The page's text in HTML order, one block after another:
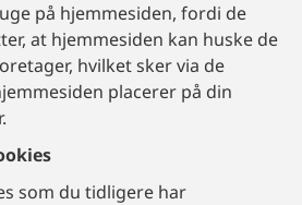
på hjemmesiden, fordi de
at hjemmesiden kan huske de
hvilket sker via de
placerer på din
som du tidligere har